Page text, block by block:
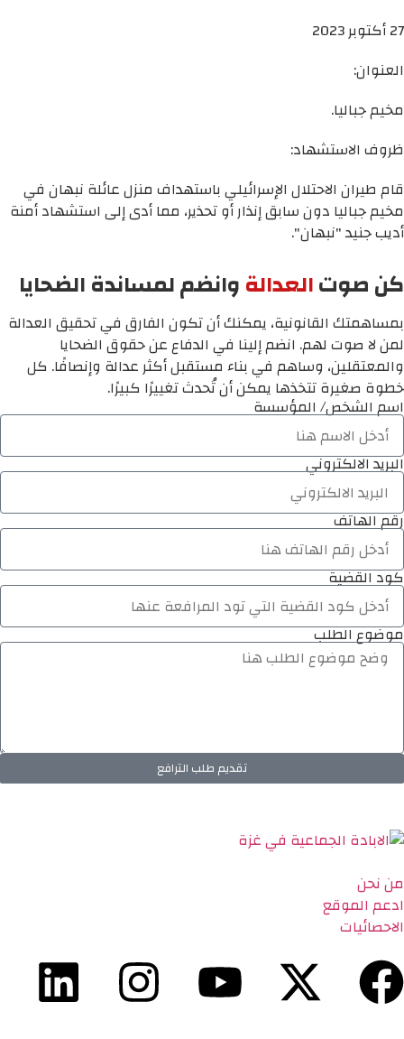
27 أكتوبر 2023
العنوان:
مخيم جباليا.
ظروف الاستشهاد:
قام طيران الاحتلال الإسرائيلي باستهداف منزل عائلة نبهان في
مخيم جباليا دون سابق إنذار أو تحذير، مما أدى إلى استشهاد أمنة
أديب جنيد "نبهان".
كن صوتالعدالةوانضم لمساندة الضحايا
بمساهمتك القانونية، يمكنك أن تكون الفارق في تحقيق العدالة
لمن لا صوت لهم. انضم إلينا في الدفاع عن حقوق الضحايا
والمعتقلين، وساهم في بناء مستقبل أكثر عدالة وإنصافًا. كل
خطوة صغيرة تتخذها يمكن أن تُحدث تغييرًا كبيرًا.
اسم الشخص/ المؤسسة
البريد الالكتروني
رقم الهاتف
كود القضية
موضوع الطلب
تقديم طلب الترافع
من نحن
ادعم الموقع
الاحصائيات